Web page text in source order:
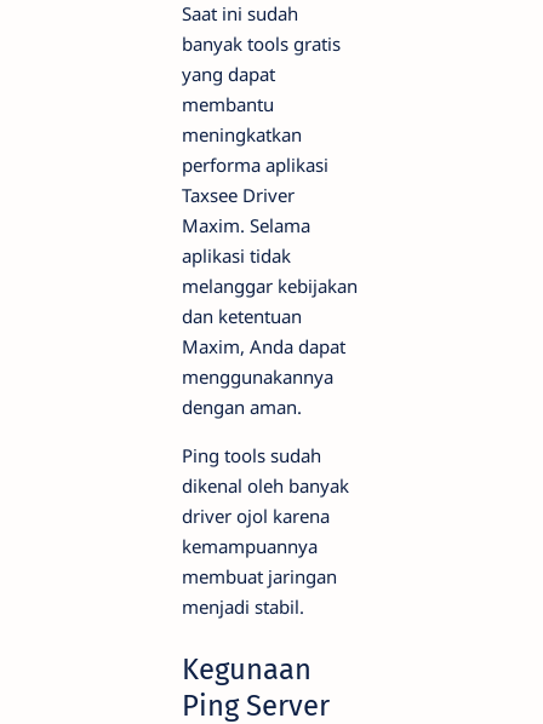
Saat ini sudah
banyak tools gratis
yang dapat
membantu
meningkatkan
performa aplikasi
Taxsee Driver
Maxim. Selama
aplikasi tidak
melanggar kebijakan
dan ketentuan
Maxim, Anda dapat
menggunakannya
dengan aman.
Ping tools sudah
dikenal oleh banyak
driver ojol karena
kemampuannya
membuat jaringan
menjadi stabil.
Kegunaan
Ping Server